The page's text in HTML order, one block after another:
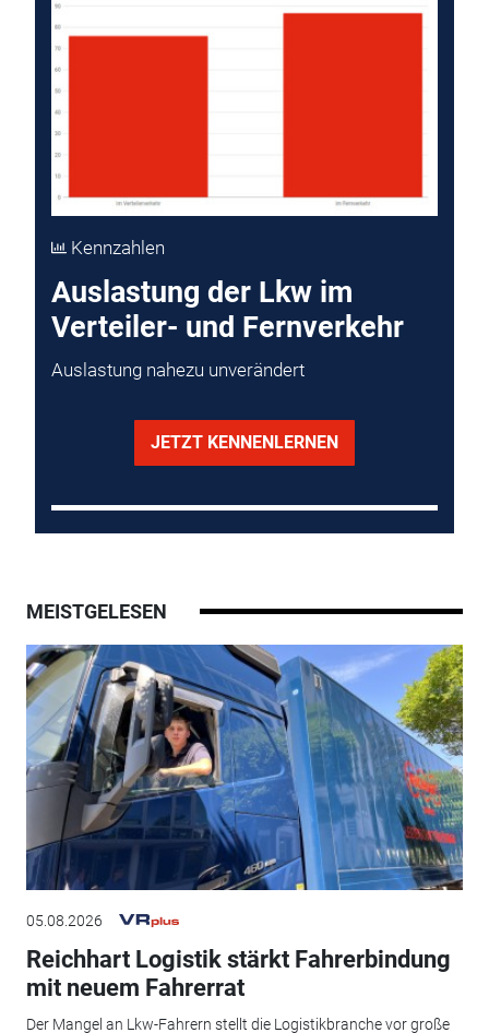
Kennzahlen
Auslastung der Lkw im
Verteiler- und Fernverkehr
Auslastung nahezu unverändert
JETZT KENNENLERNEN
MEISTGELESEN
05.08.2026
Reichhart Logistik stärkt Fahrerbindung
mit neuem Fahrerrat
Der Mangel an Lkw-Fahrern stellt die Logistikbranche vor große